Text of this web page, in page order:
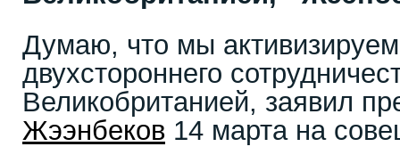
Думаю, что мы
двухстороннего
Великобританией, заявил
Жээнбеков 14 марта на